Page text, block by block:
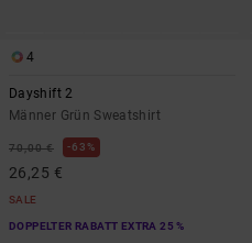
4
Dayshift 2
Männer Grün Sweatshirt
70,00 € 63%
26,25 €
SALE
DOPPELTER RABATT EXTRA 25 %